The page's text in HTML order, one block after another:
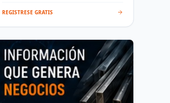
REGISTRESE GRATIS